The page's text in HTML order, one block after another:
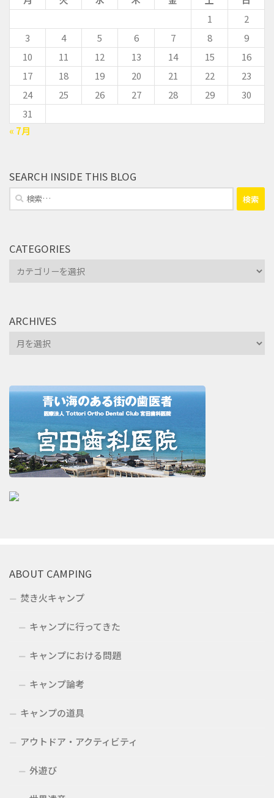
1
2
3
4 5 6 7 8
9
10
11 12 13 14 15
16
17
18 19 20 21 22
23
24
25 26 27 28 29
30
31
« 7月
SEARCH INSIDE THIS BLOG
検
索:
CATEGORIES
Categories
ARCHIVES
Archives
ABOUT CAMPING
焚き火キャンプ
キャンプに行ってきた
キャンプにおける問題
キャンプ論考
キャンプの道具
アウトドア・アクティビティ
外遊び